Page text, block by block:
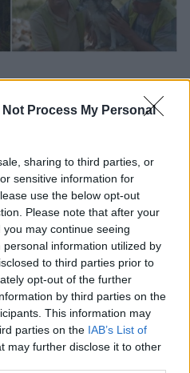
Not Process My Personal
sharing to third parties, or
sensitive information for
use the below opt-out
Please note that after your
may continue seeing
information utilized by
to third parties prior to
opt-out of the further
by third parties on the
This information may
parties on the IAB’s List of
may further disclose it to other
kutyusok pózoltak
is. A forgatásokon
és kutyusaik is jól kijönnek